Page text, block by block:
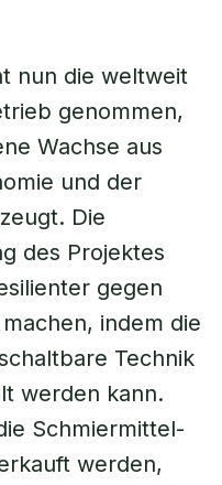
nun die weltweit
genommen,
Wachse aus
und der
Die
des Projektes
gegen
indem die
Technik
werden kann.
Schmiermittel-
werden,